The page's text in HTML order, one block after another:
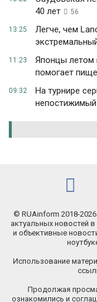
40 лет
56
13:25
Легче, чем
11:23
Японцы летом
помогает
09:32
На турнире
© RUAinform 2018-
актуальных новостей
и объективные
Использование
Продолжая
ознакомились и